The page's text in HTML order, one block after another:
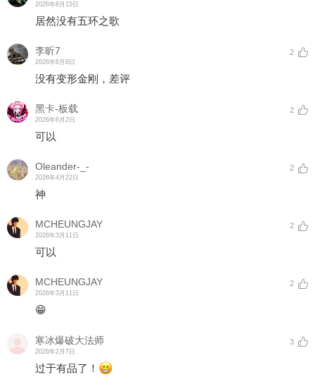
2026年6月15日
居然没有五环之歌
李昕7
2026年6月8日
2
没有变形金刚，差评
黑卡-板载
2026年6月2日
2
可以
Oleander-_-
2026年4月22日
2
神
MCHEUNGJAY
2026年3月11日
2
可以
MCHEUNGJAY
2026年3月11日
2
😁
寒冰爆破大法师
2026年2月7日
3
过于有品了！